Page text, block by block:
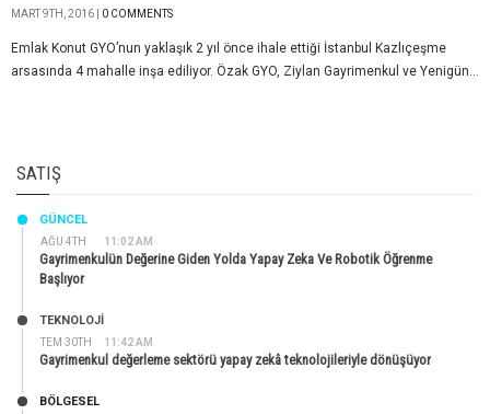
MART 9TH, 2016 | 0 COMMENTS
Emlak Konut GYO’nun yaklaşık 2 yıl önce ihale ettiği İstanbul Kazlıçeşme
arsasında 4 mahalle inşa ediliyor. Özak GYO, Ziylan Gayrimenkul ve Yenigün...
SATIŞ
AĞU 4TH 11:02 AM
GÜNCEL
Gayrimenkulün Değerine Giden Yolda Yapay Zeka Ve Robotik Öğrenme
Başlıyor
TEM 30TH 11:42 AM
TEKNOLOJİ
Gayrimenkul değerleme sektörü yapay zekâ teknolojileriyle dönüşüyor
BÖLGESEL